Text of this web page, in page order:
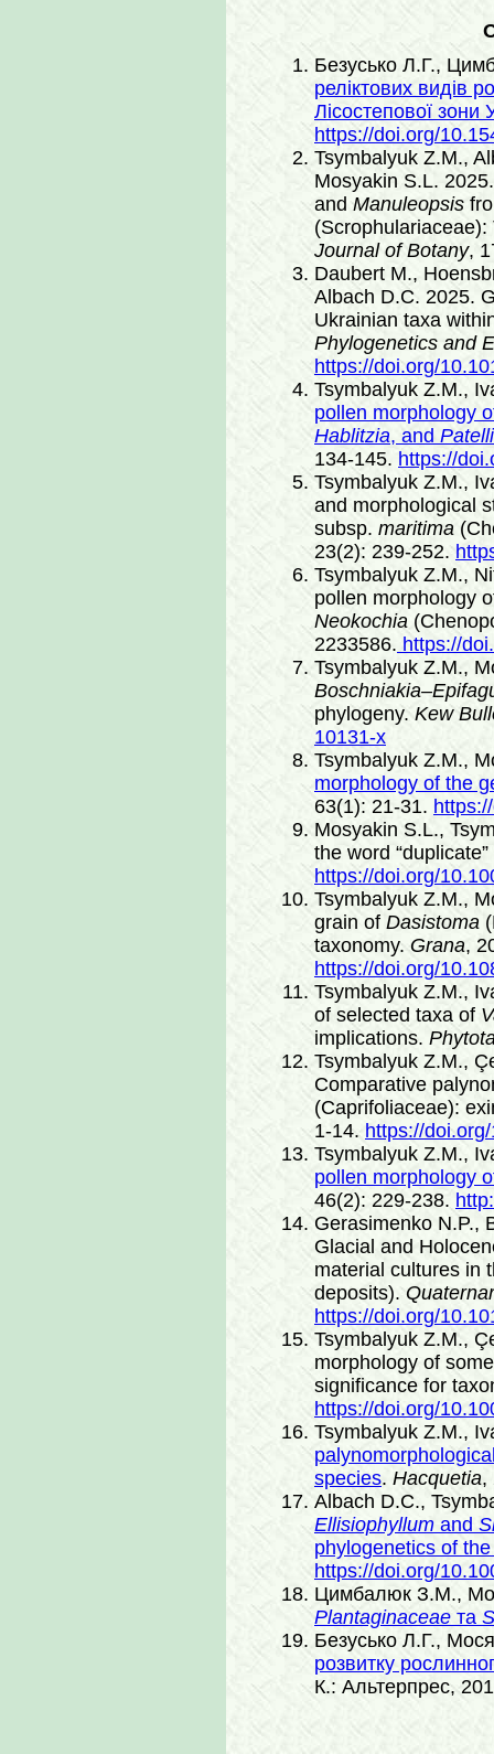
Безусько Л.Г.,
реліктових видів
Лісостепової зони
https://doi.org/
Tsymbalyuk Z.M.,
Mosyakin S.L.
andManuleopsis
Journal of Botany,
Daubert M.,
Albach D.C. 2025.
Ukrainian taxa
Phylogenetics and
https://doi.org/
Tsymbalyuk Z.M.,
pollen morphology
Hablitzia, and
134-145. https://
Tsymbalyuk Z.M.,
and morphological
subsp. maritima
23(2): 239-252.
Tsymbalyuk Z.М.,
pollen morphology
Neokochia
2233586. https://
Tsymbalyuk Z.М.,
phylogeny. Kew
10131-x
Tsymbalyuk Z.М.,
morphology of the
63(1): 21-31.
Mosyakin S.L.,
the word
https://doi.org/
Tsymbalyuk Z.M.,
grain of Dasistoma
taxonomy.Grana,
https://doi.org/
Tsymbalyuk Z.М.,
of selected taxa of
implications.
Tsymbalyuk Z.M.,
Comparative
(Caprifoliaceae):
1-14. https://
Tsymbalyuk Z.М.,
pollen morphology
46(2): 229-238.
Gerasimenko N.P.,
Glacial and
material cultures in
deposits).
https://doi.org/
Tsymbalyuk Z.М.,
morphology of
significance for
https://doi.org/
Tsymbalyuk Z.M.,
species. Hacquetia,
Albach D.C.,
Ellisiophyllum and
phylogenetics of
https://doi.org/
Цимбалюк З.М.,
Plantaginaceae та
Безусько Л.Г.,
розвитку
К.: Альтерпрес,